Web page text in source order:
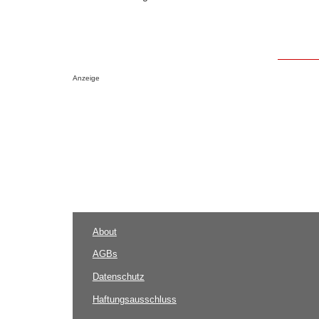
Anzeige
About
AGBs
Datenschutz
Haftungsausschluss